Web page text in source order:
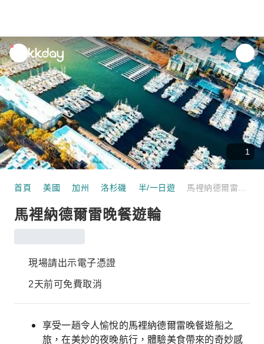
unread
notifications
1
首頁 美國 加州 洛杉磯 半/一日遊
馬裡納德爾雷晚餐遊輪
現場請出示電子憑證
2天前可免費取消
享受一趟令人愉悅的馬裡納德爾雷晚餐遊船之
旅，在美妙的夜晚航行，體驗美食帶來的奇妙感